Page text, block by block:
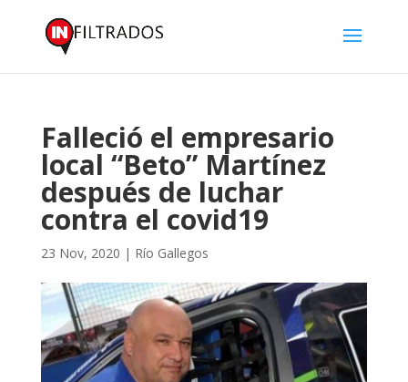
Falleció el empresario
local “Beto” Martínez
después de luchar
contra el covid19
23 Nov, 2020 | Río Gallegos